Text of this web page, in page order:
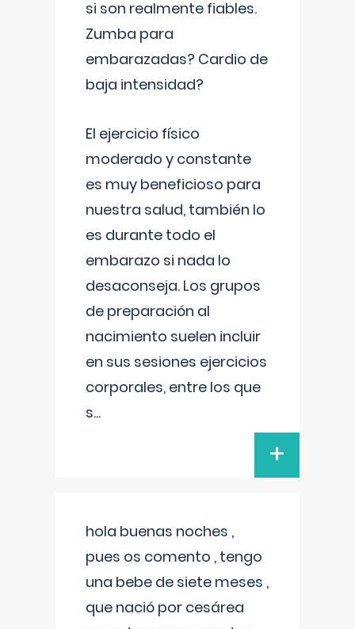
si son realmente fiables.
Zumba para
embarazadas? Cardio de
baja intensidad?
El ejercicio físico
moderado y constante
es muy beneficioso para
nuestra salud, también lo
es durante todo el
embarazo si nada lo
desaconseja. Los grupos
de preparación al
nacimiento suelen incluir
en sus sesiones ejercicios
corporales, entre los que
s...
+
hola buenas noches ,
pues os comento , tengo
una bebe de siete meses ,
que nació por cesárea